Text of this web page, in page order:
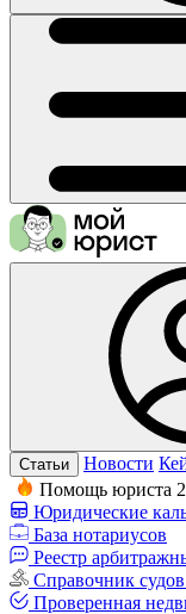
Статьи Новости
Помощь юриста
Юридические
База нотариусов
Реестр
Справочник
Проверенная